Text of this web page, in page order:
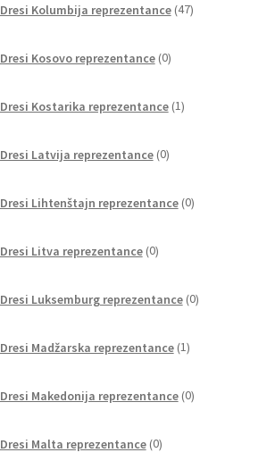
Dresi Kolumbija reprezentance 47izdelkov
Dresi Kosovo reprezentance 0izdelkov
Dresi Kostarika reprezentance 1izdelek
Dresi Latvija reprezentance 0izdelkov
Dresi Lihtenštajn reprezentance 0izdelkov
Dresi Litva reprezentance 0izdelkov
Dresi Luksemburg reprezentance 0izdelkov
Dresi Madžarska reprezentance 1izdelek
Dresi Makedonija reprezentance 0izdelkov
Dresi Malta reprezentance 0izdelkov